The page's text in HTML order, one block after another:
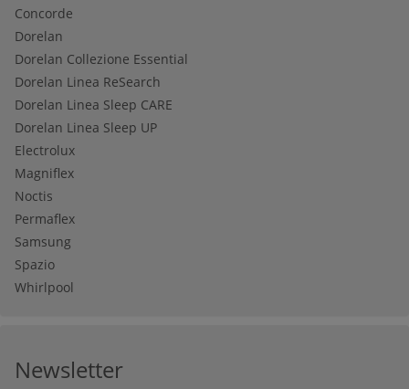
Concorde
Dorelan
Dorelan Collezione Essential
Dorelan Linea ReSearch
Dorelan Linea Sleep CARE
Dorelan Linea Sleep UP
Electrolux
Magniflex
Noctis
Permaflex
Samsung
Spazio
Whirlpool
Newsletter